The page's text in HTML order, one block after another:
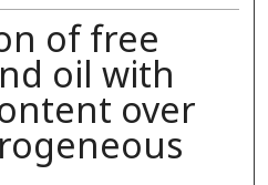
of free
oil with
over